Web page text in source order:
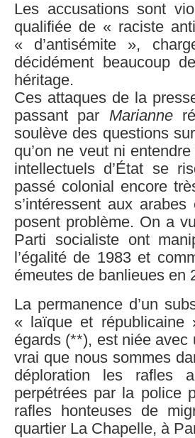
Les accusations sont
qualifiée de « raciste
« d’antisémite »,
décidément beaucoup
héritage.
Ces attaques de la
passant par Marianne
soulève des questions
qu’on ne veut ni
intellectuels d’État se
passé colonial encore
s’intéressent aux
posent problème. On a
Parti socialiste ont
l’égalité de 1983 et
émeutes de banlieues en
La permanence d’un
« laïque et républicaine
égards (**), est niée
vrai que nous sommes
déploration les rafles
perpétrées par la police
rafles honteuses de
quartier La Chapelle, à